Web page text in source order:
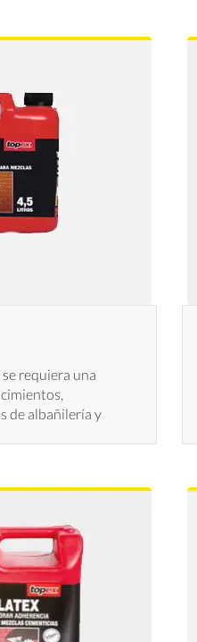
requiera una
de albañilería y